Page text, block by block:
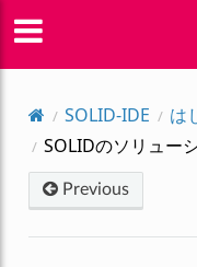
SOLID-IDE
は
SOLIDのソリュー
Previous